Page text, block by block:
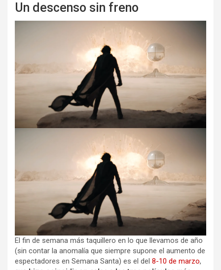
Un descenso sin freno
El fin de semana más taquillero en lo que llevamos de año
(sin contar la anomalía que siempre supone el aumento de
espectadores en Semana Santa) es el del 8-10 de marzo,